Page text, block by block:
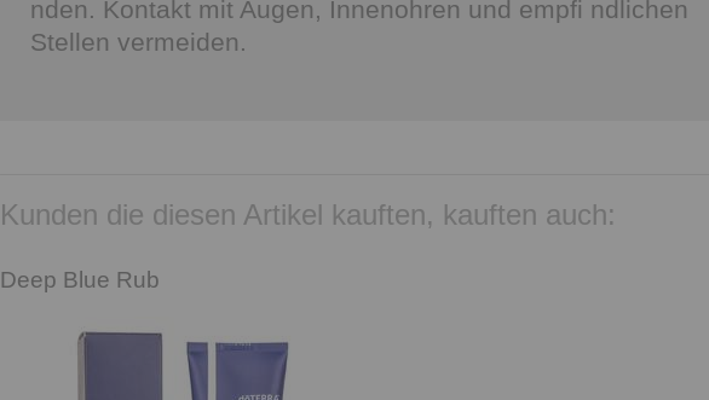
nden. Kontakt mit Augen, Innenohren und empfi ndlichen
Stellen vermeiden.
Kunden die diesen Artikel kauften, kauften auch:
Deep Blue Rub